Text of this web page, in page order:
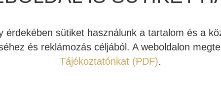
USB DAC
MERIDIAN PRIME
FEJHALLGATÓ
ERŐSÍTŐ
DA
érdekében sütiket használunk a tartalom és a
és reklámozás céljából. A weboldalon
Tájékoztatónkat (PDF).